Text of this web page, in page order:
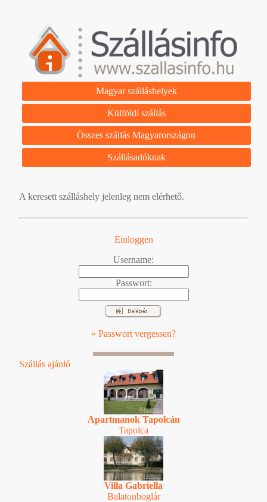
Magyar szálláshelyek
Külföldi szállás
Összes szállás Magyarországon
Szállásadóknak
A keresett szálláshely jelenleg nem elérhető.
Einloggen
Username:
Passwort:
» Passwort vergessen?
Szállás ajánló
Apartmanok Tapolcán
Tapolca
Villa Gabriella
Balatonboglár